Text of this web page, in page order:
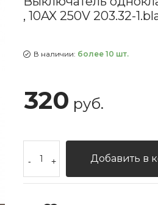
, 10AX 250V 203.32-
В наличии: более 10 шт.
320 руб.
- + Добавить в